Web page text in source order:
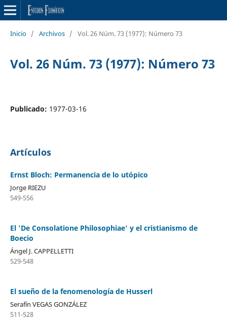
Inicio / Archivos / Vol. 26 Núm. 73 (1977): Número 73
Vol. 26 Núm. 73 (1977): Número 73
Publicado: 1977-03-16
Artículos
Ernst Bloch: Permanencia de lo utópico
Jorge RIEZU
549-556
El 'De Consolatione Philosophiae' y el cristianismo de
Boecio
Ángel J. CAPPELLETTI
529-548
El sueño de la fenomenología de Husserl
Serafín VEGAS GONZÁLEZ
511-528